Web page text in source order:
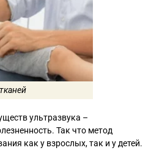
ультразвука –
Так что метод
как у взрослых, так и у детей.